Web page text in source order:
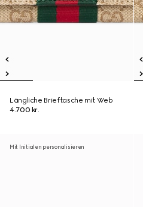
Längliche Brieftasche mit Web
4.700 kr.
Mit Initialen personalisieren